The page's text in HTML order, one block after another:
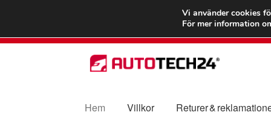
FRAKT från
Hoppa
till
Hoppa
till
Hem
Villkor Returer &
Vi använder cookies
För mer information